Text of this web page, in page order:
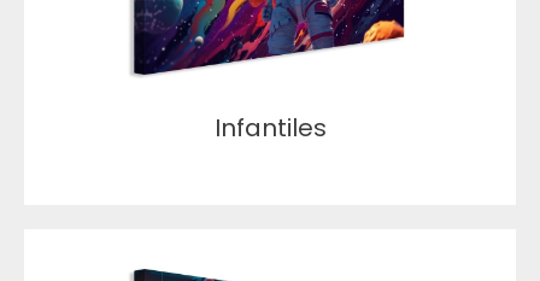
Infantiles